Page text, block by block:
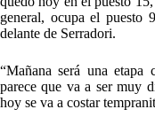
general, ocupa el puesto
delante de Serradori.
“Mañana será una
parece que va a ser muy
hoy se va a costar